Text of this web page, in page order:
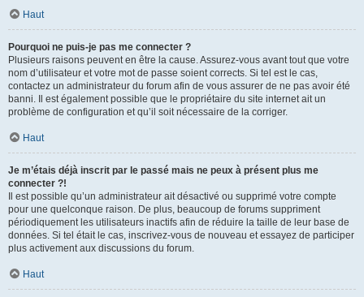
Haut
Pourquoi ne puis-je pas me connecter ?
Plusieurs raisons peuvent en être la cause. Assurez-vous avant tout que votre
nom d’utilisateur et votre mot de passe soient corrects. Si tel est le cas,
contactez un administrateur du forum afin de vous assurer de ne pas avoir été
banni. Il est également possible que le propriétaire du site internet ait un
problème de configuration et qu’il soit nécessaire de la corriger.
Haut
Je m’étais déjà inscrit par le passé mais ne peux à présent plus me
connecter ?!
Il est possible qu’un administrateur ait désactivé ou supprimé votre compte
pour une quelconque raison. De plus, beaucoup de forums suppriment
périodiquement les utilisateurs inactifs afin de réduire la taille de leur base de
données. Si tel était le cas, inscrivez-vous de nouveau et essayez de participer
plus activement aux discussions du forum.
Haut